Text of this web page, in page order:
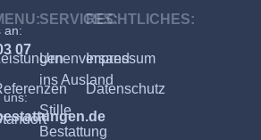
an:
07
uns:
SERVICES:
Urnenversand
ins Ausland
Stille
Bestattung
RECHTLICHES:
Impressum
Datenschutz